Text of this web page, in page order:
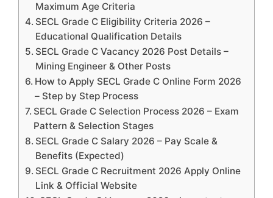
Maximum Age Criteria
SECL Grade C Eligibility Criteria 2026 –
Educational Qualification Details
SECL Grade C Vacancy 2026 Post Details –
Mining Engineer & Other Posts
How to Apply SECL Grade C Online Form 2026
– Step by Step Process
SECL Grade C Selection Process 2026 – Exam
Pattern & Selection Stages
SECL Grade C Salary 2026 – Pay Scale &
Benefits (Expected)
SECL Grade C Recruitment 2026 Apply Online
Link & Official Website